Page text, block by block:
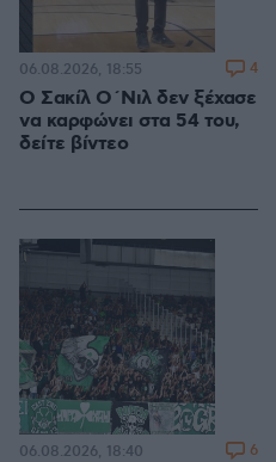
Ο Σακίλ Ο΄Νιλ δεν ξέχασε
να καρφώνει στα 54 του,
δείτε βίντεο
06.08.2026, 18:55 4
06.08.2026, 18:40 6